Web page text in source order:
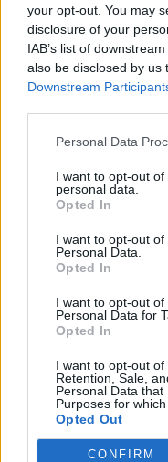
your opt-out. You may
disclosure of your
IAB’s list of
also be disclosed by us
Downstream
Personal Data
I want to opt-out
personal data.
Opted In
I want to opt-out
Personal Data.
Opted In
I want to opt-out
Personal Data for
Opted In
I want to opt-out of
Retention, Sale,
Personal Data
Purposes for
Opted Out
CONFIRM
Изкуствен
07.08.2026 / 15:30